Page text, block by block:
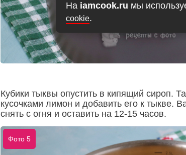
На iamcook.ru мы
cookie.
Кубики тыквы опустить в кипящий сироп.
кусочками лимон и добавить его к тыкве.
снять с огня и оставить на 12-15 часов.
Фото 5